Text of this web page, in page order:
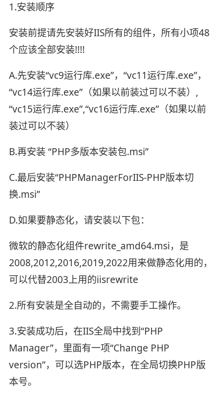
1.安装顺序
安装前提请先安装好IIS所有的组件，所有小项48
个应该全部安装!!!!
A.先安装“vc9运行库.exe”，“vc11运行库.exe”，
“vc14运行库.exe”（如果以前装过可以不装）,
“vc15运行库.exe”,“vc16运行库.exe”（如果以前
装过可以不装）
B.再安装 “PHP多版本安装包.msi”
C.最后安装“PHPManagerForIIS-PHP版本切
换.msi”
D.如果要静态化，请安装以下包：
微软的静态化组件rewrite_amd64.msi，是
2008,2012,2016,2019,2022用来做静态化用的，
可以代替2003上用的iisrewrite
2.所有安装是全自动的，不需要手工操作。
3.安装成功后，在IIS全局中找到“PHP
Manager”，里面有一项“Change PHP
version”，可以选PHP版本，在全局切换PHP版
本号。